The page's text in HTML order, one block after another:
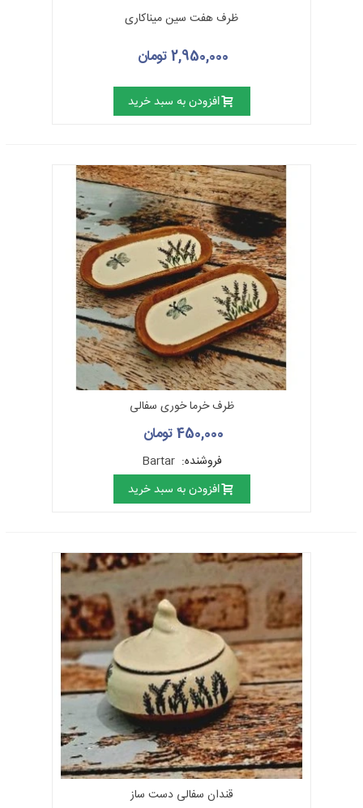
ظرف هفت سین میناکاری
2,950,000 تومان
افزودن به سبد خرید
ظرف خرما خوری سفالی
450,000 تومان
فروشنده: Bartar
افزودن به سبد خرید
قندان سفالی دست ساز